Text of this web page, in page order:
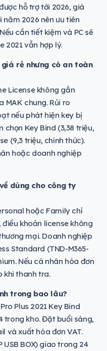
hỗ trợ tới 2026, giá
năm 2026 nên ưu tiên
cần tiết kiệm và PC sẽ
2021 vẫn hợp lý.
rẻ nhưng có an toàn
License không gắn
MAK chung. Rủi ro
nếu phát hiện key bị
chọn Key Bind (3,38 triệu,
(9,3 triệu, chính thức).
hoặc doanh nghiệp
dùng cho công ty
hoặc Family chỉ
khoản license không
mại. Doanh nghiệp
Standard (TND-M365-
Nếu cá nhân hóa đơn
khi thanh tra.
trong bao lâu?
Plus 2021 Key Bind
trong kho. Đặt buổi sáng,
và xuất hóa đơn VAT.
BOX) giao trong 24